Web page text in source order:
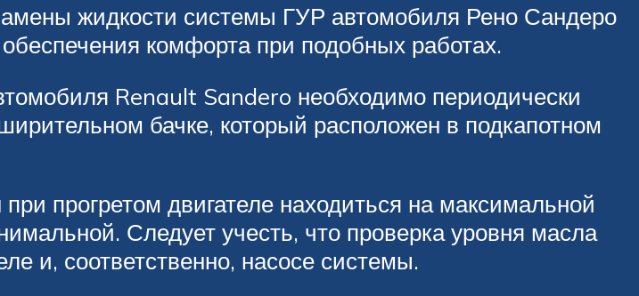
жидкости системы ГУР автомобиля Рено Сандеро
комфорта при подобных работах.
Renault Sandero необходимо периодически
бачке, который расположен в подкапотном
прогретом двигателе находиться на максимальной
Следует учесть, что проверка уровня масла
и, соответственно, насосе системы.